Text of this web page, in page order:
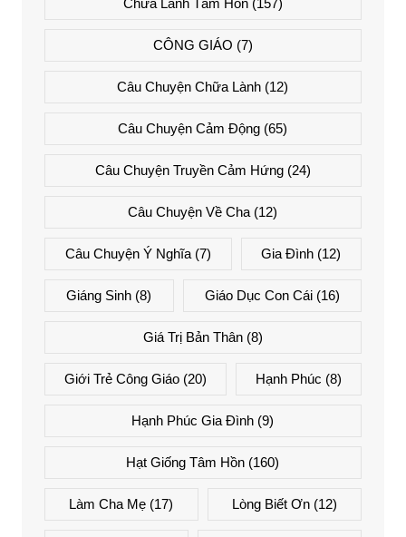
Chữa Lành Tâm Hồn(157)
CÔNG GIÁO (7)
Câu Chuyện Chữa Lành (12)
Câu Chuyện Cảm Động (65)
Câu Chuyện Truyền Cảm Hứng(24)
Câu Chuyện Về Cha (12)
Câu Chuyện Ý Nghĩa(7) Gia Đình (12)
Giáng Sinh (8) Giáo Dục Con Cái(16)
Giá Trị Bản Thân(8)
Giới Trẻ Công Giáo(20) Hạnh Phúc (8)
Hạnh Phúc Gia Đình (9)
Hạt Giống Tâm Hồn (160)
Làm Cha Mẹ (17) Lòng Biết Ơn(12)